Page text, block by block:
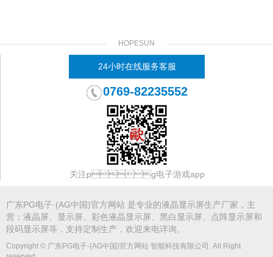
HOPESUN
24小时在线服务客服
0769-82235552
关注pg电子游戏app
广东PG电子·(AG中国)官方网站 是专业的液晶显示屏生产厂家，主
营：液晶屏、显示屏、 彩色液晶显示屏 黑白显示屏 、点阵显示屏和
段码显示屏等，支持定制生产，欢迎来电详询。
Copyright © 广东PG电子·(AG中国)官方网站 智能科技有限公司. All Right